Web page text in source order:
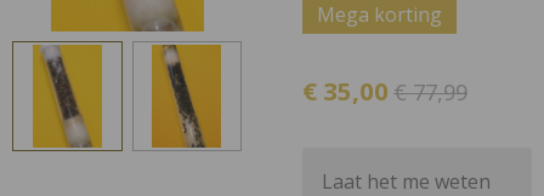
Mega korting
€ 35,00 € 77,99
Laat het me weten